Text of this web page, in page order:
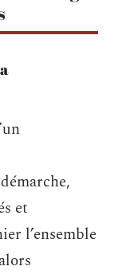
et
l’ensemble